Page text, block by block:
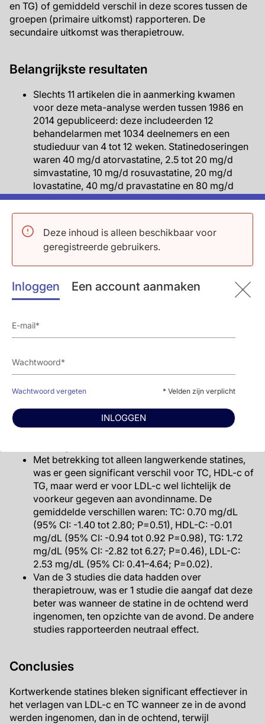
Deze inhoud is alleen beschikbaar voor
geregistreerde gebruikers.
Inloggen Een account aanmaken
Wachtwoord vergeten * Velden zijn verplicht
INLOGGEN
en TG) of gemiddeld verschil in deze scores tussen de
groepen (primaire uitkomst) rapporteren. De
secundaire uitkomst was therapietrouw.
Belangrijkste resultaten
Slechts 11 artikelen die in aanmerking kwamen
voor deze meta-analyse werden tussen 1986 en
2014 gepubliceerd: deze includeerden 12
behandelarmen met 1034 deelnemers en een
studieduur van 4 tot 12 weken. Statinedoseringen
waren 40 mg/d atorvastatine, 2.5 tot 20 mg/d
simvastatine, 10 mg/d rosuvastatine, 20 mg/d
lovastatine, 40 mg/d pravastatine en 80 mg/d
fluvastatine.
De algehele gepoolde analyses waarbij de TC,
statine-inname werden vergeleken, waren niet
statistisch significant, maar hadden met
betrekking tot LDL-c de voorkeur voor inname in
mg/dL (95% CI: -0.33 tot 3.69; P=0.10), HDL-C:
0.05 mg/dL (95% CI: -0.77 tot 0.87; P=0.90), TG:
LDL-C: 3.24 mg/dL (95% CI: 1.23–5.25; P=0.002).
ochtend- en avondinname, maar werd voor TC en
Gemiddelde verschillen waren: HDL-C: 0.28
mg/dL (95% CI: -1.49 tot 2.06; P=0.75), TG: 0.97
mg/dL (95% CI: -13.54 tot 15.48; P=0.90), TC: 12.10
Met betrekking tot alleen langwerkende statines,
was er geen significant verschil voor TC, HDL-c of
TG, maar werd er voor LDL-c wel lichtelijk de
voorkeur gegeven aan avondinname. De
gemiddelde verschillen waren: TC: 0.70 mg/dL
(95% CI: -1.40 tot 2.80; P=0.51), HDL-C: -0.01
mg/dL (95% CI: -0.94 tot 0.92 P=0.98), TG: 1.72
mg/dL (95% CI: -2.82 tot 6.27; P=0.46), LDL-C:
2.53 mg/dL (95% CI: 0.41–4.64; P=0.02).
Van de 3 studies die data hadden over
therapietrouw, was er 1 studie die aangaf dat deze
beter was wanneer de statine in de ochtend werd
ingenomen, ten opzichte van de avond. De andere
studies rapporteerden neutraal effect.
Conclusies
Kortwerkende statines bleken significant effectiever in
het verlagen van LDL-c en TC wanneer ze in de avond
werden ingenomen, dan in de ochtend, terwijl